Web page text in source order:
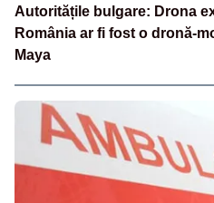
Autoritățile bulgare: Drona
România ar fi fost o dronă-
Maya